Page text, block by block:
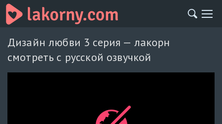
Дизайн любви 3 серия — лакорн
смотреть с русской озвучкой